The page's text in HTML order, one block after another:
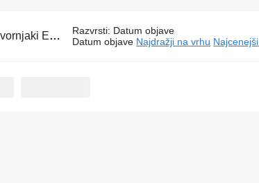
ERF Razvrsti: Datum objave
Datum objave Najdražji na vrhu